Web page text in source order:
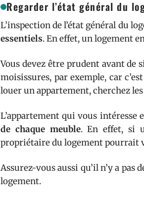
Regarder l’état général du
L’inspection de l’état général du
essentiels. En effet, un logement
Vous devez être prudent avant de
moisissures, par exemple, car
louer un appartement, cherchez
L’appartement qui vous intéresse
de chaque meuble. En effet, si
propriétaire du logement pourrait
Assurez-vous aussi qu’il n’y a pas
logement.